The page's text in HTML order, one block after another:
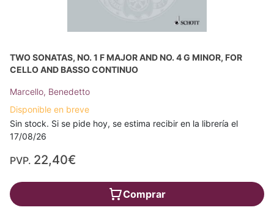
TWO SONATAS, NO. 1 F MAJOR AND NO. 4 G MINOR, FOR
CELLO AND BASSO CONTINUO
Marcello, Benedetto
Disponible en breve
Sin stock. Si se pide hoy, se estima recibir en la librería el
17/08/26
PVP. 22,40€
Comprar